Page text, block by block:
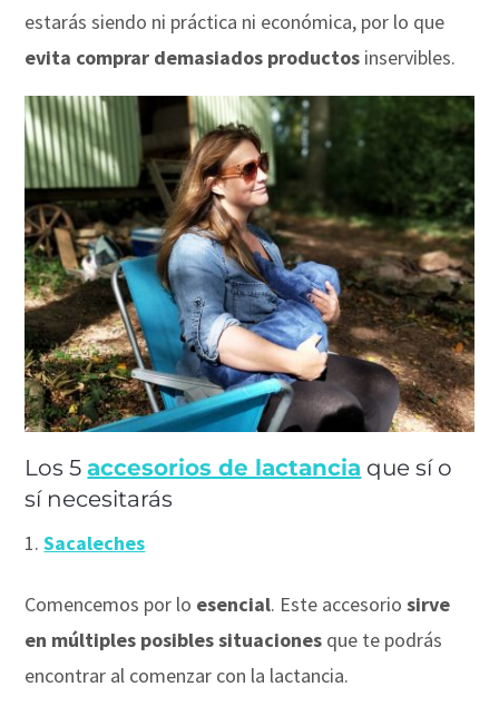
estarás siendo ni práctica ni económica, por lo que
evita comprar demasiados productos inservibles.
Los 5accesorios de lactancia que sí o
sí necesitarás
Sacaleches
Comencemos por lo esencial. Este accesoriosirve
en múltiples posibles situaciones que te podrás
encontrar al comenzar con la lactancia.